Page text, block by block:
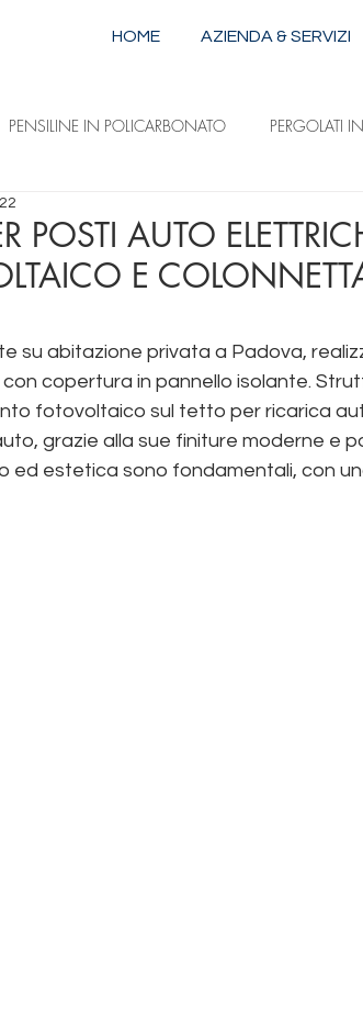
HOME AZIENDA & SERVIZI
PENSILINE IN POLICARBONATO PERGOLATI
IN ALLUMINIO E ACCIAIO
POSTI AUTO
E
su abitazione privata a Padova,
copertura in pannello isolante.
fotovoltaico sul tetto per ricarica
grazie alla sue finiture moderne e
ed estetica sono fondamentali, con